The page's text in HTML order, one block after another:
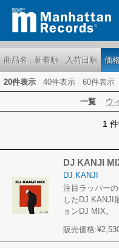
商品名 新着順 入荷日順 価
20件表示 40件表示 60件表示
一覧 ウ
1
DJ KANJI
DJ KANJI
注目ラッパー
したDJ KANJI
ョンDJ MIX。
販売価格: